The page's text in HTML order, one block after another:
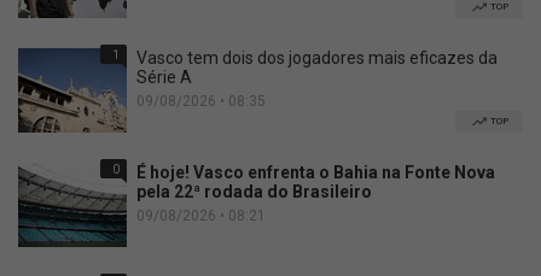
TOP
1
Vasco tem dois dos jogadores mais eficazes da
Série A
09/08/2026 • 08:35
TOP
0
É hoje! Vasco enfrenta o Bahia na Fonte Nova
pela 22ª rodada do Brasileiro
09/08/2026 • 08:21